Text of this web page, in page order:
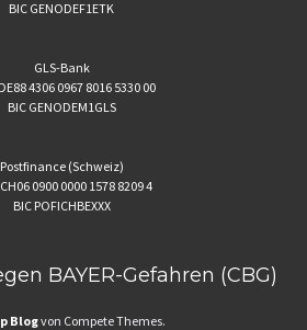
BIC GENODEF1ETK
GLS-Bank
4306 0967 8016 5330 00
BIC GENODEM1GLS
Postfinance (Schweiz)
0900 0000 1578 8209 4
BIC POFICHBEXXX
BAYER-Gefahren (CBG)
Blogvon Compete Themes.